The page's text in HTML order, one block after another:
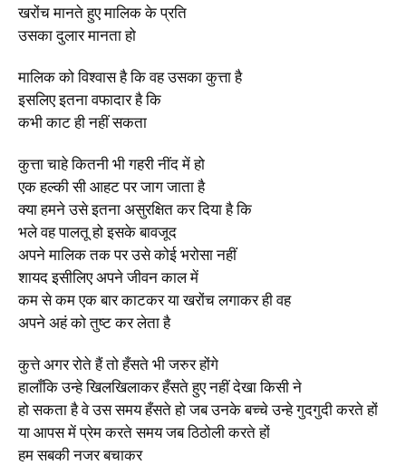
खरोंच मानते हुए मालिक के प्रति
उसका दुलार मानता हो
मालिक को विश्वास है कि वह उसका कुत्ता है
इसलिए इतना वफादार है कि
कभी काट ही नहीं सकता
कुत्ता चाहे कितनी भी गहरी नींद में हो
एक हल्की सी आहट पर जाग जाता है
क्या हमने उसे इतना असुरक्षित कर दिया है कि
भले वह पालतू हो इसके बावजूद
अपने मालिक तक पर उसे कोई भरोसा नहीं
शायद इसीलिए अपने जीवन काल में
कम से कम एक बार काटकर या खरोंच लगाकर ही वह
अपने अहं को तुष्ट कर लेता है
कुत्ते अगर रोते हैं तो हँसते भी जरुर होंगे
हालाँकि उन्हे खिलखिलाकर हँसते हुए नहीं देखा किसी ने
हो सकता है वे उस समय हँसते हो जब उनके बच्चे उन्हे गुदगुदी करते हों
या आपस में प्रेम करते समय जब ठिठोली करते हों
हम सबकी नजर बचाकर